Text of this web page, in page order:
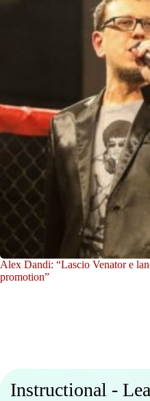
Alex Dandi: “Lascio Venator e
promotion”
Instructional -